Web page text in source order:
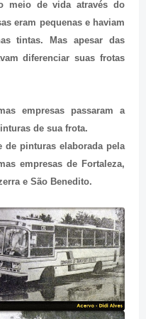
meio de vida através do
eram pequenas e haviam
tintas. Mas apesar das
diferenciar suas frotas
empresas passaram a
de sua frota.
de pinturas elaborada pela
empresas de Fortaleza,
e São Benedito.